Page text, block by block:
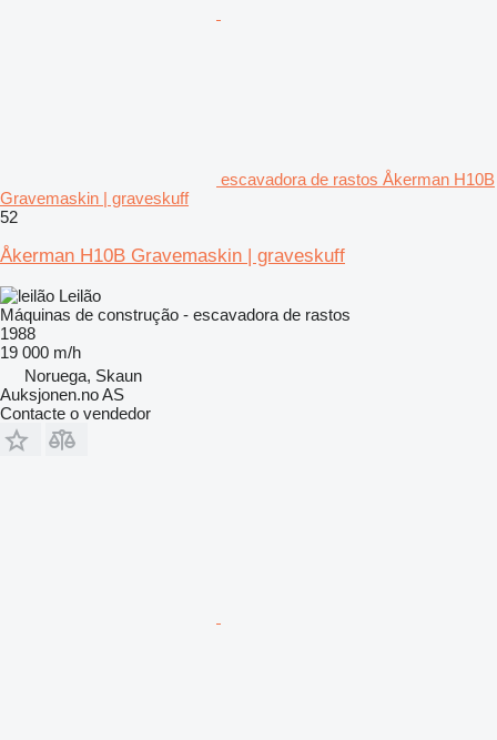
escavadora de rastos Åkerman H10B
Gravemaskin | graveskuff
52
Åkerman H10B Gravemaskin | graveskuff
Leilão
Máquinas de construção - escavadora de rastos
1988
19 000 m/h
Noruega, Skaun
Auksjonen.no AS
Contacte o vendedor